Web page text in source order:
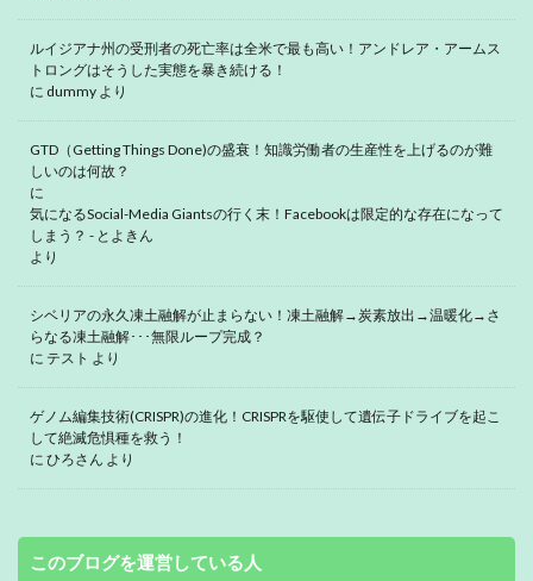
ルイジアナ州の受刑者の死亡率は全米で最も高い！アンドレア・アームス
トロングはそうした実態を暴き続ける！
に dummy より
GTD（Getting Things Done)の盛衰！知識労働者の生産性を上げるのが難
しいのは何故？
に
気になるSocial-Media Giantsの行く末！Facebookは限定的な存在になって
しまう？ - とよきん
より
シベリアの永久凍土融解が止まらない！凍土融解→炭素放出→温暖化→さ
らなる凍土融解･･･無限ループ完成？
に テスト より
ゲノム編集技術(CRISPR)の進化！CRISPRを駆使して遺伝子ドライブを起こ
して絶滅危惧種を救う！
に ひろさん より
このブログを運営している人